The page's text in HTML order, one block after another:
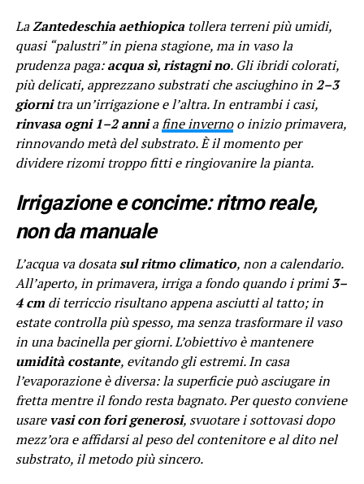
LaZantedeschia aethiopicatollera terreni più umidi,
quasi “palustri” in piena stagione, ma in vaso la
prudenza paga:acqua sì, ristagni no. Gli ibridi colorati,
più delicati, apprezzano substrati che asciughino in2–3
giornitra un’irrigazione e l’altra. In entrambi i casi,
rinvasa ogni 1–2 anniafine invernoo inizio primavera,
rinnovando metà del substrato. È il momento per
dividere rizomi troppo fitti e ringiovanire la pianta.
Irrigazione e concime: ritmo reale,
non da manuale
L’acqua va dosatasul ritmo climatico, non a calendario.
All’aperto, in primavera, irriga a fondo quando i primi3–
4 cmdi terriccio risultano appena asciutti al tatto; in
estate controlla più spesso, ma senza trasformare il vaso
in una bacinella per giorni. L’obiettivo è mantenere
umidità costante, evitando gli estremi. In casa
l’evaporazione è diversa: la superficie può asciugare in
fretta mentre il fondo resta bagnato. Per questo conviene
usarevasi con fori generosi, svuotare i sottovasi dopo
mezz’ora e affidarsi al peso del contenitore e al dito nel
substrato, il metodo più sincero.